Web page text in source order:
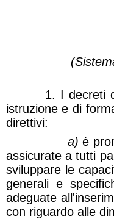
1. I decreti di
istruzione e di
direttivi:
a) è
assicurate a tutti
sviluppare le
generali e
adeguate
con riguardo alle